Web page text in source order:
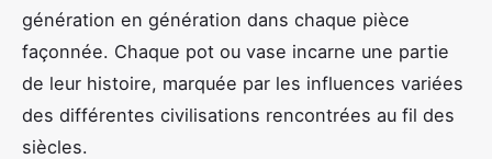
génération en génération dans chaque pièce
façonnée. Chaque pot ou vase incarne une partie
de leur histoire, marquée par les influences variées
des différentes civilisations rencontrées au fil des
siècles.